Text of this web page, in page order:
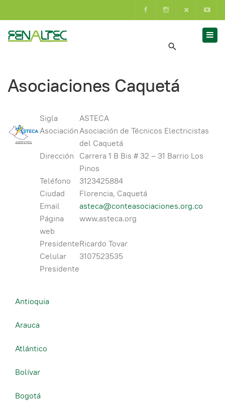
Asociaciones Caquetá
Sigla
ASTECA
AsociaciónAsociación de Técnicos Electricistas
del Caquetá
Dirección
Carrera 1 B Bis # 32 – 31 Barrio Los
Pinos
Teléfono
3123425884
Ciudad
Florencia, Caquetá
Email
asteca@conteasociaciones.org.co
Página
web
www.asteca.org
PresidenteRicardo Tovar
Celular
Presidente
3107523535
Antioquia
Arauca
Atlántico
Bolívar
Bogotá